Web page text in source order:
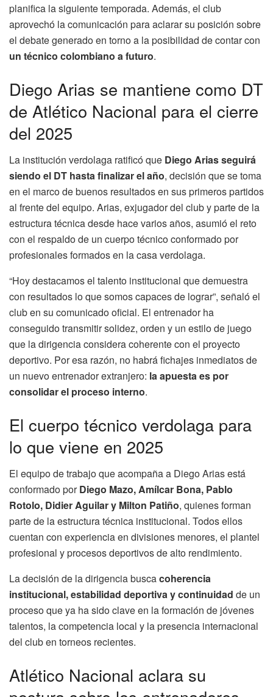
planifica la siguiente temporada. Además, el club
aprovechó la comunicación para aclarar su posición sobre
el debate generado en torno a la posibilidad de contar con
un técnico colombiano a futuro.
Diego Arias se mantiene como DT
de Atlético Nacional para el cierre
del 2025
La institución verdolaga ratificó que Diego Arias seguirá
siendo el DT hasta finalizar el año, decisión que se toma
en el marco de buenos resultados en sus primeros partidos
al frente del equipo. Arias, exjugador del club y parte de la
estructura técnica desde hace varios años, asumió el reto
con el respaldo de un cuerpo técnico conformado por
profesionales formados en la casa verdolaga.
“Hoy destacamos el talento institucional que demuestra
con resultados lo que somos capaces de lograr”, señaló el
club en su comunicado oficial. El entrenador ha
conseguido transmitir solidez, orden y un estilo de juego
que la dirigencia considera coherente con el proyecto
deportivo. Por esa razón, no habrá fichajes inmediatos de
un nuevo entrenador extranjero: la apuesta es por
consolidar el proceso interno.
El cuerpo técnico verdolaga para
lo que viene en 2025
El equipo de trabajo que acompaña a Diego Arias está
conformado porDiego Mazo, Amílcar Bona, Pablo
Rotolo, Didier Aguilar y Milton Patiño, quienes forman
parte de la estructura técnica institucional. Todos ellos
cuentan con experiencia en divisiones menores, el plantel
profesional y procesos deportivos de alto rendimiento.
La decisión de la dirigencia buscacoherencia
institucional, estabilidad deportiva y continuidad de un
proceso que ya ha sido clave en la formación de jóvenes
talentos, la competencia local y la presencia internacional
del club en torneos recientes.
Atlético Nacional aclara su